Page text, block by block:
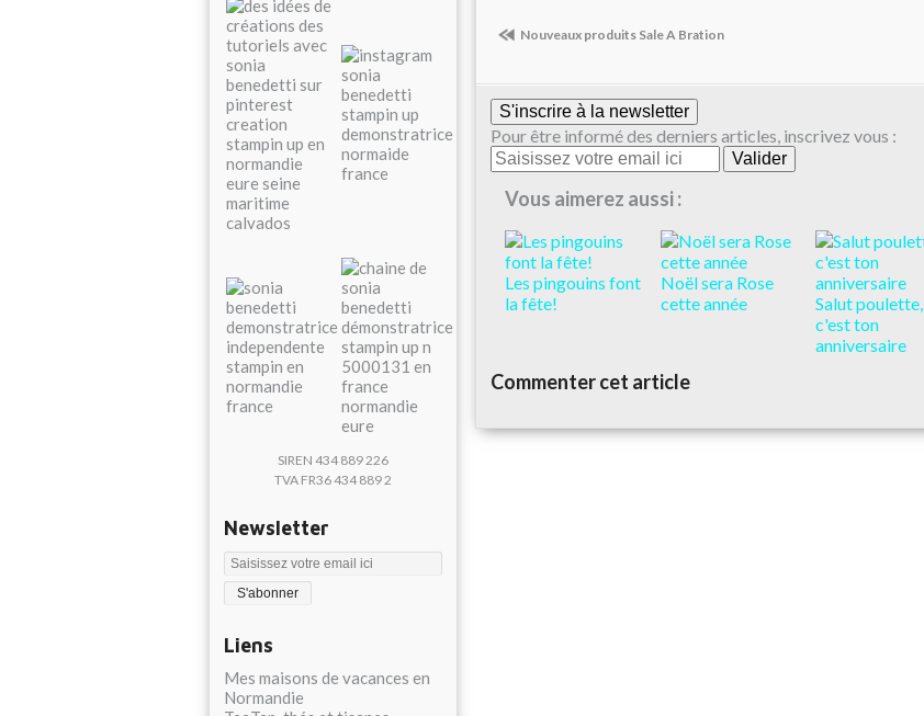
SIREN 434 889 226
TVA FR36 434 889 2
Newsletter
Liens
Mes maisons de vacances en
Normandie
Nouveaux produits Sale A Bration
S'inscrire à la newsletter
Pour être informé des derniers articles, inscrivez vous :
Vous aimerez aussi :
Les pingouins font
la fête!
Noël sera Rose
cette année
Salut poulette,
c'est ton
anniversaire
Commenter cet article